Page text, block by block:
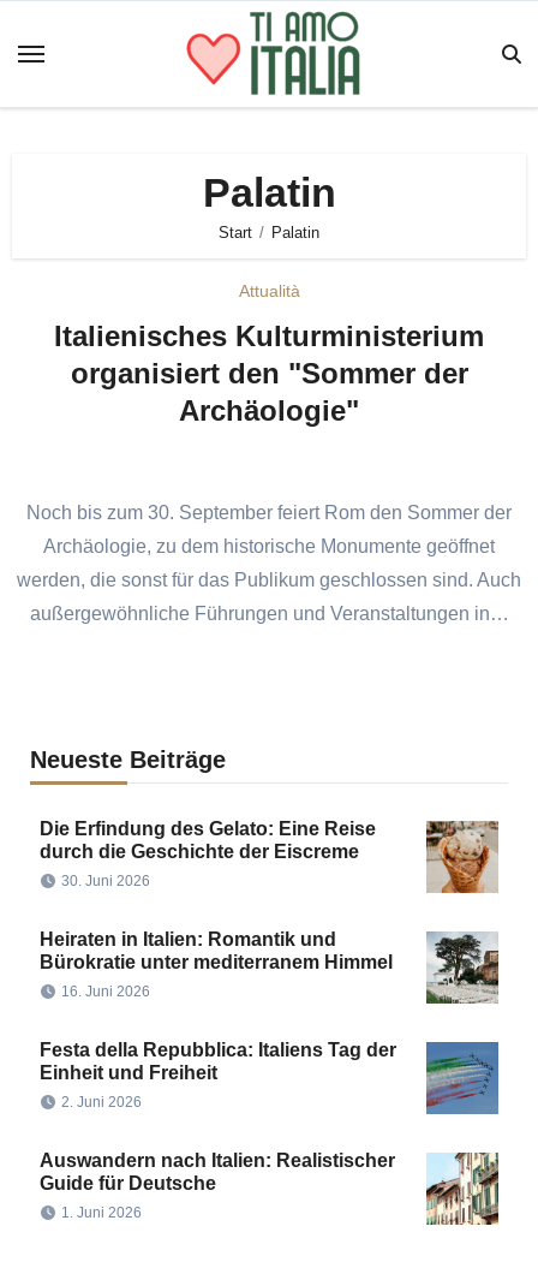
Inhalt
Palatin
Start Palatin
Attualità
Italienisches Kulturministerium
organisiert den "Sommer der
Archäologie"
Noch bis zum 30. September feiert Rom den Sommer der
Archäologie, zu dem historische Monumente geöffnet
werden, die sonst für das Publikum geschlossen sind. Auch
außergewöhnliche Führungen und Veranstaltungen in…
Neueste Beiträge
Die Erfindung des Gelato: Eine Reise
durch die Geschichte der Eiscreme
30. Juni 2026
Heiraten in Italien: Romantik und
Bürokratie unter mediterranem Himmel
16. Juni 2026
Festa della Repubblica: Italiens Tag der
Einheit und Freiheit
2. Juni 2026
Auswandern nach Italien: Realistischer
Guide für Deutsche
1. Juni 2026